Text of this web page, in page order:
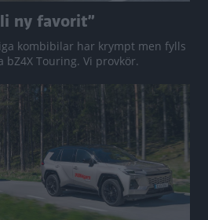
ny favorit”
kombibilar har krympt men fylls
Touring. Vi provkör.